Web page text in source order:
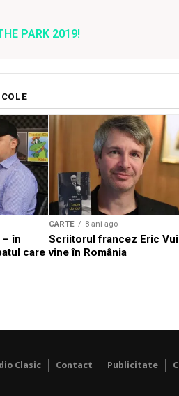
PARK 2019!
în
care
CARTE 8 ani ago
Scriitorul francez Eric
vine în România
Clasic Contact Publicitate